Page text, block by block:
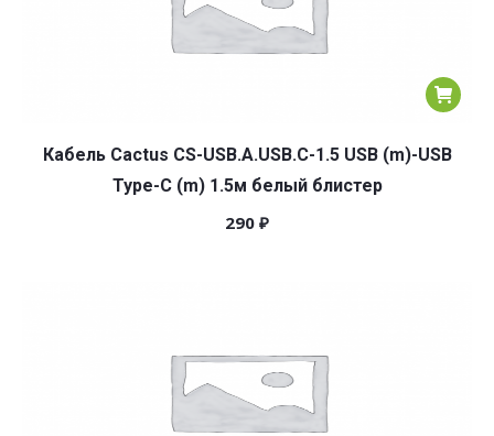
Кабель Cactus CS-USB.A.USB.C-1.5 USB (m)-USB
Type-C (m) 1.5м белый блистер
290 ₽